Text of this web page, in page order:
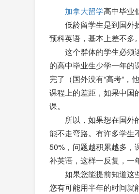
加拿大留学高中毕业
低龄留学生是到国外插
预科英语，基本上差不多
这个群体的学生必须读
的高中毕业生少学一年的
完了（国外没有“高考”，
课程上的差距，如果中国
课。
所以，如果想在国外的
能不走弯路。有许多学生
50%，问题越积累越多，
补英语，这样一反复，一
如果您能提前知道这些
您有可能用半年的时间就